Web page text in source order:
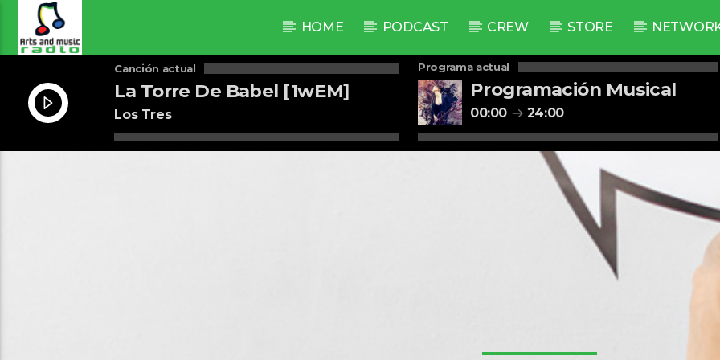
HOME PODCAST CREW STORE
Canción actual
La Torre De Babel [1wEM]
Los Tres
Programa actual
Programación Musical
00:00 24:00